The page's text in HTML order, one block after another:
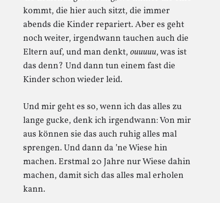
kommt, die hier auch sitzt, die immer
abends die Kinder repariert. Aber es geht
noch weiter, irgendwann tauchen auch die
Eltern auf, und man denkt, ouuuuu, was ist
das denn? Und dann tun einem fast die
Kinder schon wieder leid.
Und mir geht es so, wenn ich das alles zu
lange gucke, denk ich irgendwann: Von mir
aus können sie das auch ruhig alles mal
sprengen. Und dann da ’ne Wiese hin
machen. Erstmal 20 Jahre nur Wiese dahin
machen, damit sich das alles mal erholen
kann.